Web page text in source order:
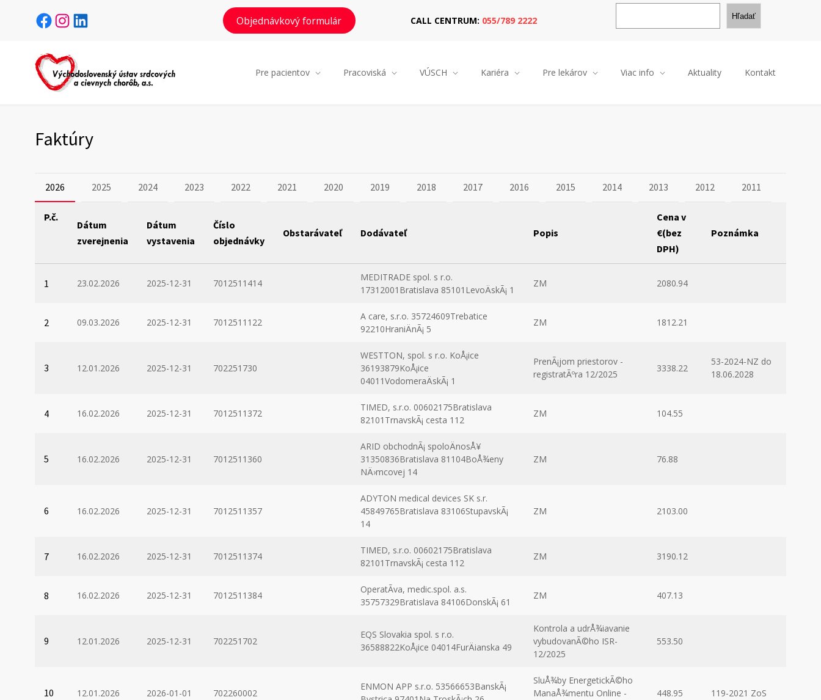
Facebook Instagram LinkedIn Objednávkový formulár CALL CENTRUM: 055/789 2222
H
d
Hľadať
Pre pacientov Pracoviská VÚSCH Kariéra Pre lekárov Viac info Aktuality Kontakt
Faktúry
2026 2025 2024 2023 2022 2021 2020 2019 2018 2017 2016 2015 2014 2013 2012 2011
P.č.
Dátum
zverejnenia
Dátum
vystavenia
Číslo
objednávky
Obstarávateľ Dodávateľ Popis
Cena v
€(bez
DPH)
Poznámka
1 23.02.2026 2025-12-31 7012511414
MEDITRADE spol. s r.o.
17312001Bratislava 85101LevoÄskÃ¡ 1
ZM 2080.94
2 09.03.2026 2025-12-31 7012511122
A care, s.r.o. 35724609Trebatice
92210HraniÄnÃ¡ 5
ZM 1812.21
3 12.01.2026 2025-12-31 702251730
WESTTON, spol. s r.o. KoÅ¡ice
36193879KoÅ¡ice
04011VodomeraÄskÃ¡ 1
PrenÃ¡jom priestorov -
registratÃºra 12/2025
3338.22
53-2024-NZ do
18.06.2028
4 16.02.2026 2025-12-31 7012511372
TIMED, s.r.o. 00602175Bratislava
82101TrnavskÃ¡ cesta 112
ZM 104.55
5 16.02.2026 2025-12-31 7012511360
ARID obchodnÃ¡ spoloÄnosÅ¥
31350836Bratislava 81104BoÅ¾eny
NÄ›mcovej 14
ZM 76.88
6 16.02.2026 2025-12-31 7012511357
ADYTON medical devices SK s.r.
45849765Bratislava 83106StupavskÃ¡
14
ZM 2103.00
7 16.02.2026 2025-12-31 7012511374
TIMED, s.r.o. 00602175Bratislava
82101TrnavskÃ¡ cesta 112
ZM 3190.12
8 16.02.2026 2025-12-31 7012511384
OperatÃ­va, medic.spol. a.s.
35757329Bratislava 84106DonskÃ¡ 61
ZM 407.13
9 12.01.2026 2025-12-31 702251702
EQS Slovakia spol. s r.o.
36588822KoÅ¡ice 04014FurÄianska 49
Kontrola a udrÅ¾iavanie
vybudovanÃ©ho ISR-
12/2025
553.50
10 12.01.2026 2026-01-01 702260002
ENMON APP s.r.o. 53566653BanskÃ¡
SluÅ¾by EnergetickÃ©ho
ManaÅ¾mentu Online -
448.95 119-2021 ZoS